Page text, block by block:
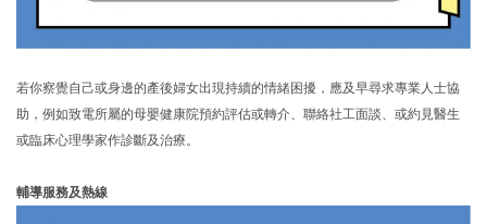
若你察覺自己或身邊的產後婦女出現持續的情緒困擾，應及早尋求專業人士協
助，例如致電所屬的母嬰健康院預約評估或轉介、聯絡社工面談、或約見醫生
或臨床心理學家作診斷及治療。
輔導服務及熱線